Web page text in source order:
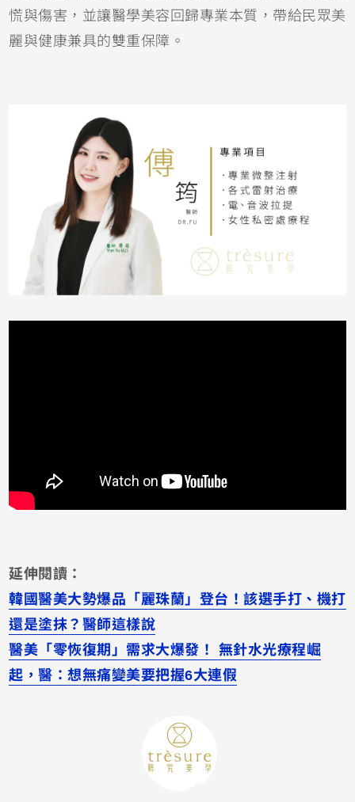
慌與傷害，並讓醫學美容回歸專業本質，帶給民眾美
麗與健康兼具的雙重保障。
延伸閱讀：
韓國醫美大勢爆品「麗珠蘭」登台！該選手打、機打
還是塗抹？醫師這樣說
醫美「零恢復期」需求大爆發！ 無針水光療程崛
起，醫：想無痛變美要把握6大連假